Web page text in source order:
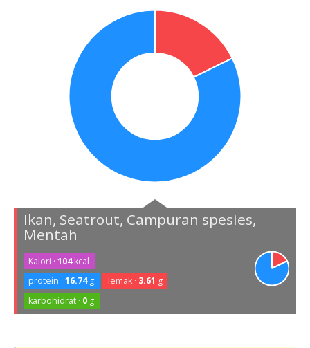
Ikan, Seatrout, Campuran spesies,
Mentah
Kalori ·104kcal
protein ·16.74g lemak · 3.61 g
karbohidrat · 0 g